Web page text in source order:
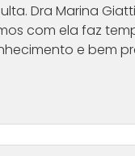
Dra Marina
com ela faz
e bem